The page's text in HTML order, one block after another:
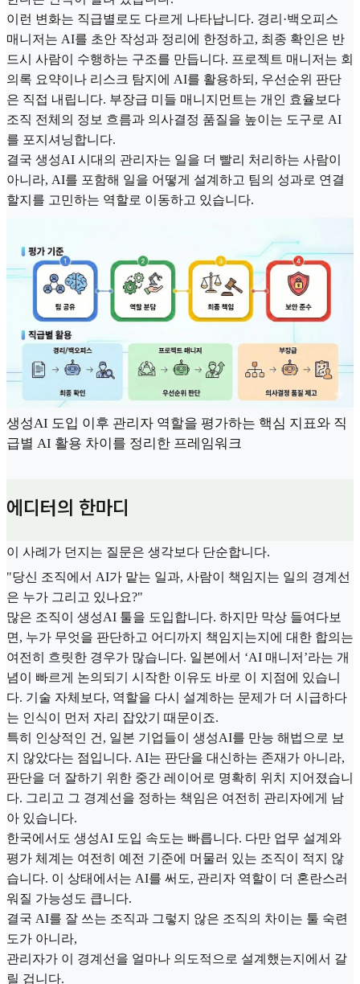
이런 변화는 직급별로도 다르게 나타납니다. 경리·백오피스
매니저는 AI를 초안 작성과 정리에 한정하고, 최종 확인은 반
드시 사람이 수행하는 구조를 만듭니다. 프로젝트 매니저는 회
의록 요약이나 리스크 탐지에 AI를 활용하되, 우선순위 판단
은 직접 내립니다. 부장급 미들 매니지먼트는 개인 효율보다
조직 전체의 정보 흐름과 의사결정 품질을 높이는 도구로 AI
를 포지셔닝합니다.
결국 생성AI 시대의 관리자는 일을 더 빨리 처리하는 사람이
아니라, AI를 포함해 일을 어떻게 설계하고 팀의 성과로 연결
할지를 고민하는 역할로 이동하고 있습니다.
생성AI 도입 이후 관리자 역할을 평가하는 핵심 지표와 직
급별 AI 활용 차이를 정리한 프레임워크
에디터의 한마디
이 사례가 던지는 질문은 생각보다 단순합니다.
"당신 조직에서 AI가 맡는 일과, 사람이 책임지는 일의 경계선
은 누가 그리고 있나요?"
많은 조직이 생성AI 툴을 도입합니다. 하지만 막상 들여다보
면, 누가 무엇을 판단하고 어디까지 책임지는지에 대한 합의는
여전히 흐릿한 경우가 많습니다. 일본에서 ‘AI 매니저’라는 개
념이 빠르게 논의되기 시작한 이유도 바로 이 지점에 있습니
다. 기술 자체보다, 역할을 다시 설계하는 문제가 더 시급하다
는 인식이 먼저 자리 잡았기 때문이죠.
특히 인상적인 건, 일본 기업들이 생성AI를 만능 해법으로 보
지 않았다는 점입니다. AI는 판단을 대신하는 존재가 아니라,
판단을 더 잘하기 위한 중간 레이어로 명확히 위치 지어졌습니
다. 그리고 그 경계선을 정하는 책임은 여전히 관리자에게 남
아 있습니다.
한국에서도 생성AI 도입 속도는 빠릅니다. 다만 업무 설계와
평가 체계는 여전히 예전 기준에 머물러 있는 조직이 적지 않
습니다. 이 상태에서는 AI를 써도, 관리자 역할이 더 혼란스러
워질 가능성도 큽니다.
결국 AI를 잘 쓰는 조직과 그렇지 않은 조직의 차이는 툴 숙련
도가 아니라,
관리자가 이 경계선을 얼마나 의도적으로 설계했는지에서 갈
릴 겁니다.